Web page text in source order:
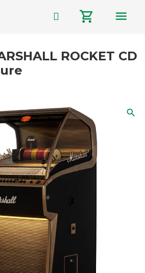
shopping_cart menu
ROCKET CD
search